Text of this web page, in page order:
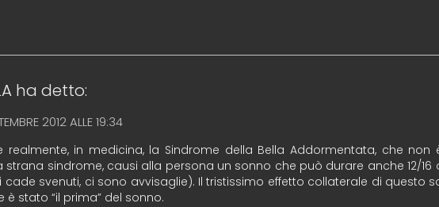
ha detto:
2012 ALLE 19:34
realmente, in medicina, la Sindrome della Bella Addormentata, che
strana sindrome, causi alla persona un sonno che può durare anche 12/
cade svenuti, ci sono avvisaglie). Il tristissimo effetto collaterale di questo
è stato “il prima” del sonno.